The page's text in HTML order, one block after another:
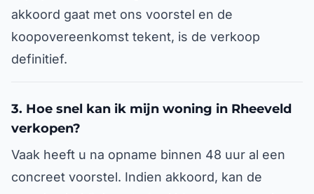
akkoord gaat met ons voorstel en de
koopovereenkomst tekent, is de verkoop
definitief.
3. Hoe snel kan ik mijn woning in Rheeveld
verkopen?
Vaak heeft u na opname binnen 48 uur al een
concreet voorstel. Indien akkoord, kan de